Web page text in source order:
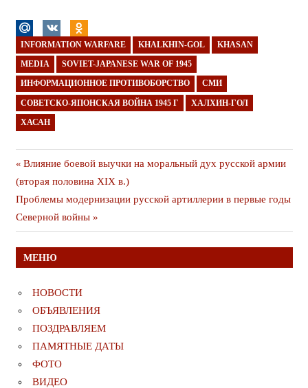
INFORMATION WARFARE KHALKHIN-GOL KHASAN
MEDIA SOVIET-JAPANESE WAR OF 1945
ИНФОРМАЦИОННОЕ ПРОТИВОБОРСТВО СМИ
СОВЕТСКО-ЯПОНСКАЯ ВОЙНА 1945 Г ХАЛХИН-ГОЛ
ХАСАН
Навигация
по
записям
Предыдущая
публикация
Влияние боевой выучки на моральный дух русской армии
(вторая половина XIX в.)
Следующая
публикация
Проблемы модернизации русской артиллерии в первые годы
Северной войны
МЕНЮ
НОВОСТИ
ОБЪЯВЛЕНИЯ
ПОЗДРАВЛЯЕМ
ПАМЯТНЫЕ ДАТЫ
ФОТО
ВИДЕО